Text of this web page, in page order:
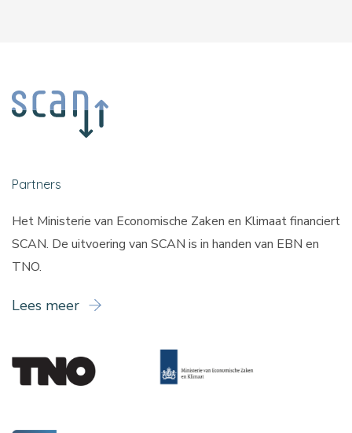
Partners
Het Ministerie van Economische Zaken en Klimaat financiert
SCAN. De uitvoering van SCAN is in handen van EBN en
TNO.
Lees meer